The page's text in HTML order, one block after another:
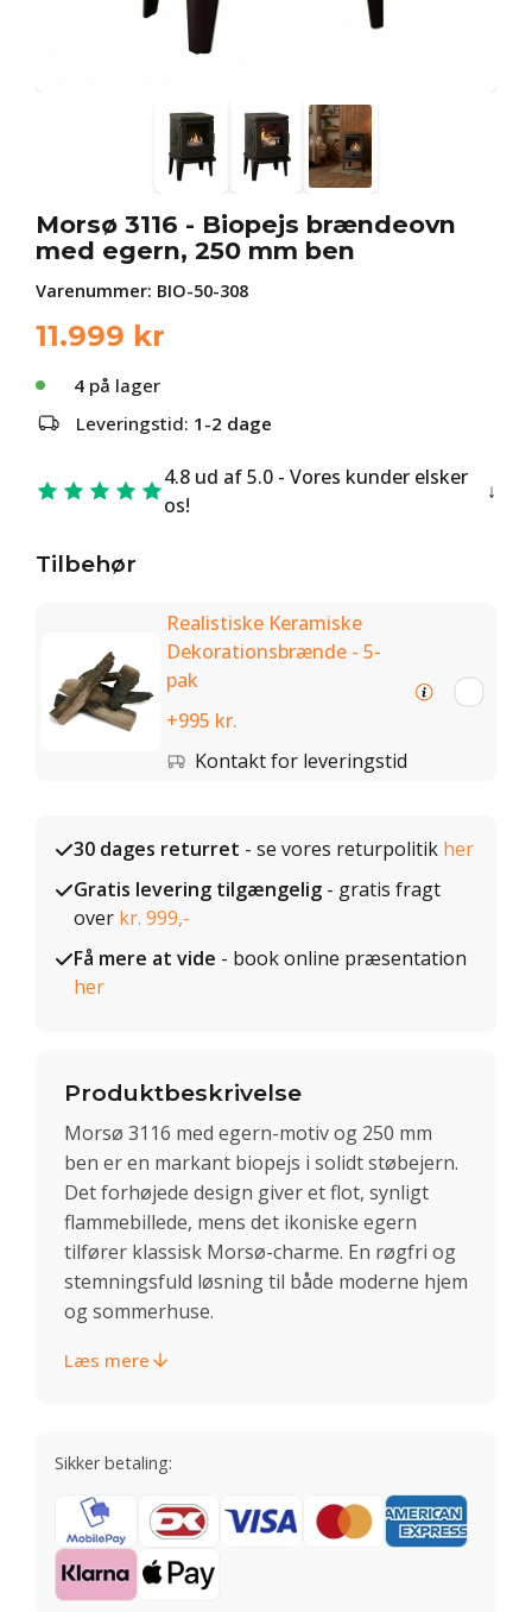
Morsø 3116 - Biopejs brændeovn
med egern, 250 mm ben
Varenummer: BIO-50-308
11.999 kr
4 på lager
Leveringstid: 1-2 dage
4.8 ud af 5.0 - Vores kunder elsker
os!
Tilbehør
Realistiske Keramiske
Dekorationsbrænde - 5-
pak
+995 kr.
Kontakt for leveringstid
30 dages returret - se vores returpolitik her
Gratis levering tilgængelig - gratis fragt
over kr. 999,-
Få mere at vide - book online præsentation
her
Produktbeskrivelse
Morsø 3116 med egern-motiv og 250 mm
ben er en markant biopejs i solidt støbejern.
Det forhøjede design giver et flot, synligt
flammebillede, mens det ikoniske egern
tilfører klassisk Morsø-charme. En røgfri og
stemningsfuld løsning til både moderne hjem
og sommerhuse.
Læs mere
Sikker betaling: